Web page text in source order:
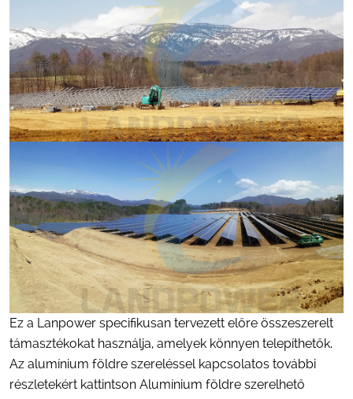
Ez a Lanpower specifikusan tervezett előre összeszerelt
támasztékokat használja, amelyek könnyen telepíthetők.
Az alumínium földre szereléssel kapcsolatos további
részletekért kattintson Alumínium földre szerelhető